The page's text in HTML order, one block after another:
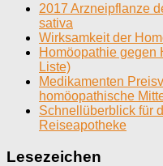
2017 Arzneipflanze
sativa
Wirksamkeit der
Homöopathie gegen
Liste)
Medikamenten
homöopathische
Schnellüberblick für
Reiseapotheke
Lesezeichen